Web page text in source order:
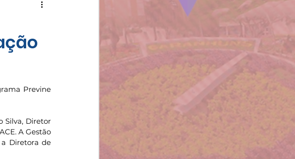
Previne
Silva, Diretor
A Gestão
Diretora de